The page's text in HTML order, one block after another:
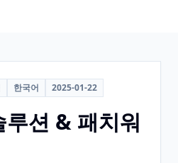
한국어 2025-01-22
션 & 패치워